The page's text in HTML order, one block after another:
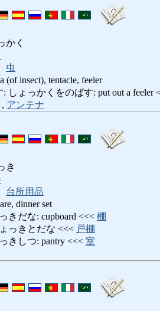
かく
虫
(of insect), tentacle, feeler
しょっかくをのばす: put out a feeler
, アンテナ
き
台所用品
dinner set
きだな: cupboard <<< 棚
っきとだな <<< 戸棚
きしつ: pantry <<< 室